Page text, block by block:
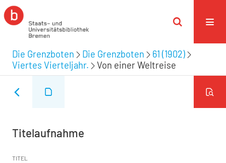
Die Grenzboten Die Grenzboten
61 (1902)
Viertes Vierteljahr.
Von einer Weltreise
Titelaufnahme
TITEL